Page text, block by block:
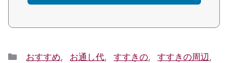
Categories
おすすめ, お通し代, すすきの, すすきの周辺,